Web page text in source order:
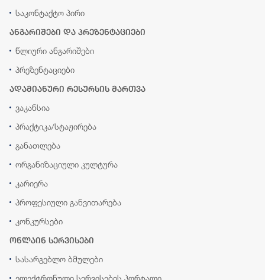
საკონტაქტო პირი
ანგარიშები და პრეზენტაციები
წლიური ანგარიშები
პრეზენტაციები
ადამიანური რესურსის მართვა
ვაკანსია
პრაქტიკა/სტაჟირება
განათლება
ორგანიზაციული კულტურა
კარიერა
პროფესიული განვითარება
კონკურსები
ონლაინ სერვისები
სასარგებლო ბმულები
ელექტრონული სერვისების პორტალი